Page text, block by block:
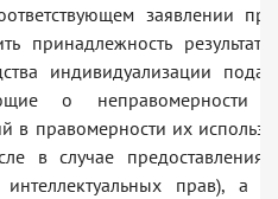
заявлении
принадлежность результата
индивидуализации
о
в правомерности их
в случае
интеллектуальных прав), а